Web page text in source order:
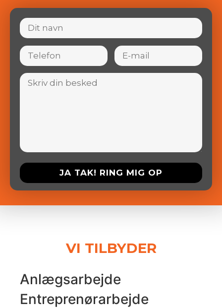
VI TILBYDER
Anlægsarbejde
Entreprenørarbejde